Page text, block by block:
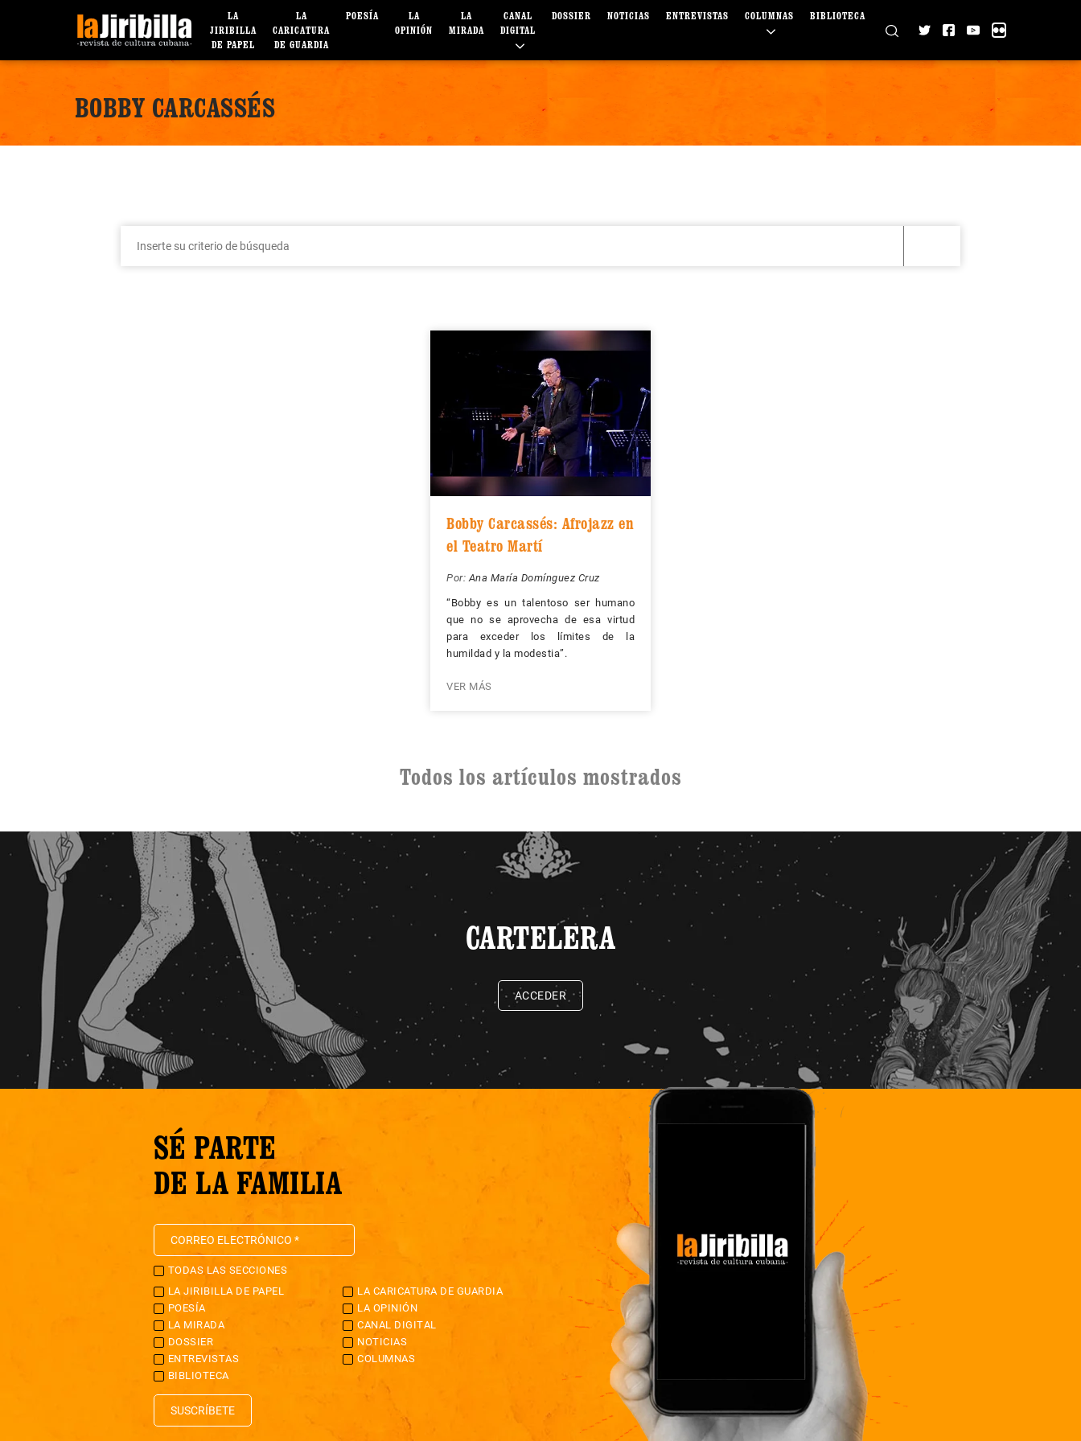
LA
JIRIBILLA
DE PAPEL
LA
CARICATURA
DE GUARDIA
POESÍA
LA
OPINIÓN
LA
MIRADA
CANAL
DIGITAL
DOSSIER NOTICIAS ENTREVISTAS COLUMNAS BIBLIOTECA
BOBBY CARCASSÉS
Bobby Carcassés: Afrojazz en
el Teatro Martí
Por:Ana María Domínguez Cruz
“Bobby es un talentoso ser humano
que no se aprovecha de esa virtud
para exceder los límites de la
humildad y la modestia”.
VER MÁS
Todos los artículos mostrados
CARTELERA
ACCEDER
SÉ PARTE
DE LA FAMILIA
TODAS LAS SECCIONES
LA JIRIBILLA DE PAPEL
LA CARICATURA DE GUARDIA
POESÍA
LA OPINIÓN
LA MIRADA
CANAL DIGITAL
DOSSIER
NOTICIAS
ENTREVISTAS
COLUMNAS
BIBLIOTECA
SUSCRÍBETE